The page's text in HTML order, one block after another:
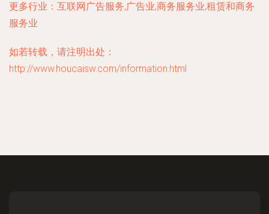
更多行业： 互联网广告服务,广告业,商务服务业,租赁和商务
服务业
如若转载，请注明出处：
http://www.houcaisw.com/information.html